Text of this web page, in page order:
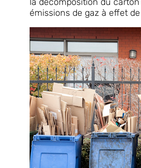
la décomposition du
émissions de gaz à effet